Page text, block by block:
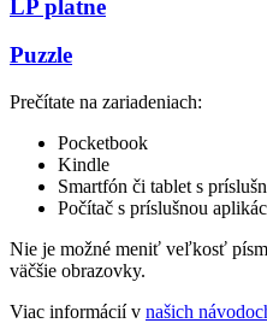
LP platne
Puzzle
Prečítate na zariadeniach:
Pocketbook
Kindle
Smartfón či tablet s
Počítač s príslušnou
Nie je možné meniť veľkosť
väčšie obrazovky.
Viac informácií v našich